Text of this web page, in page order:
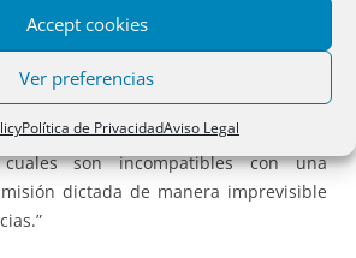
Accept cookies
Ver preferencias
Política de PrivacidadAviso Legal
de la presentación del escrito y no
por la parte, pues así lo impone el
de la racionalidad de la decisión
de seguridad jurídica, confianza
de la arbitrariedad y principio
son incompatibles con una
dictada de manera imprevisible